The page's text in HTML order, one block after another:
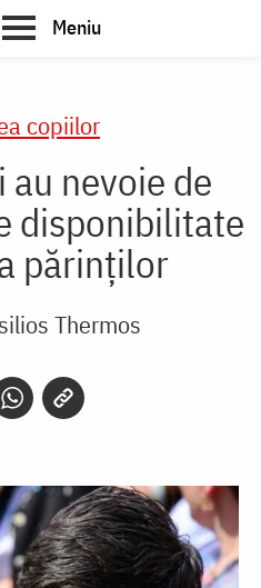
Meniu
copiilor
nevoie de
disponibilitate
părinților
Thermos